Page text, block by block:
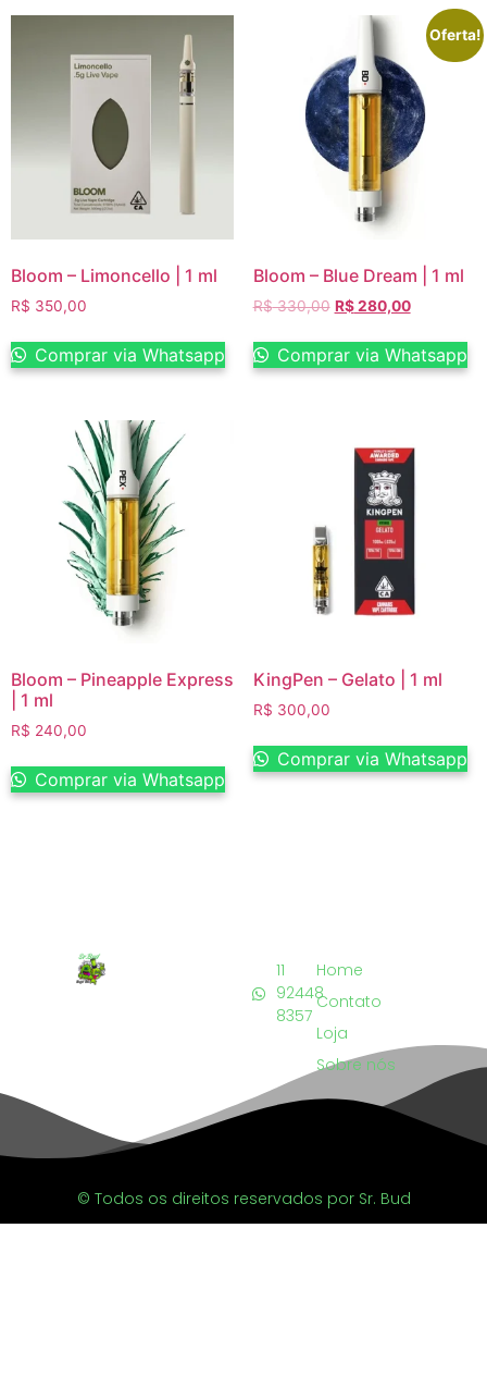
Bloom – Limoncello | 1 ml
R$ 350,00
Comprar via Whatsapp
Oferta!
Bloom – Blue Dream | 1 ml
R$330,00 R$280,00
Comprar via Whatsapp
Bloom – Pineapple Express
| 1 ml
R$ 240,00
Comprar via Whatsapp
KingPen – Gelato | 1 ml
R$ 300,00
Comprar via Whatsapp
Home
Contato
Loja
Sobre nós
11
92448
8357
© Todos os direitos reservados por Sr. Bud